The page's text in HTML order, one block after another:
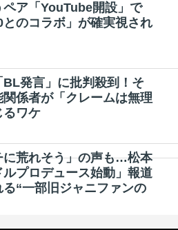
ペア「YouTube開設」で
とのコラボ」が確実視され
BL発言」に批判殺到！そ
係者が「クレームは無理
るワケ
に荒れそう」の声も…松本
プロデュース始動」報道
る“一部旧ジャニファンの